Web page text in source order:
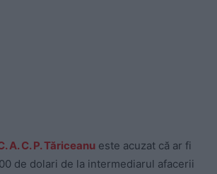
A. C. P. Tăriceanu este acuzat că ar fi
de dolari de la intermediarul afacerii